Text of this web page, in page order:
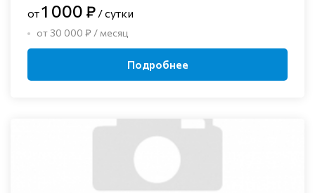
от1 000 ₽ / сутки
от 30 000 ₽ / месяц
Подробнее